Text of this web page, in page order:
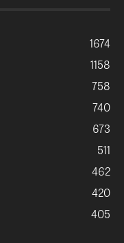
1674
1158
758
740
673
511
462
420
405